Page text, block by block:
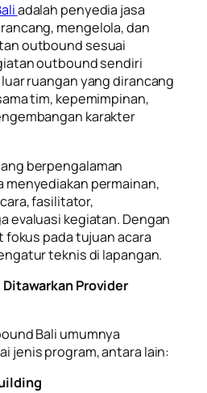
adalah penyedia jasa
mengelola, dan
outbound sesuai
outbound sendiri
ruangan yang dirancang
tim, kepemimpinan,
karakter
berpengalaman
menyediakan permainan,
fasilitator,
evaluasi kegiatan. Dengan
fokus pada tujuan acara
teknis di lapangan.
Provider
Bali umumnya
jenis program, antara lain: